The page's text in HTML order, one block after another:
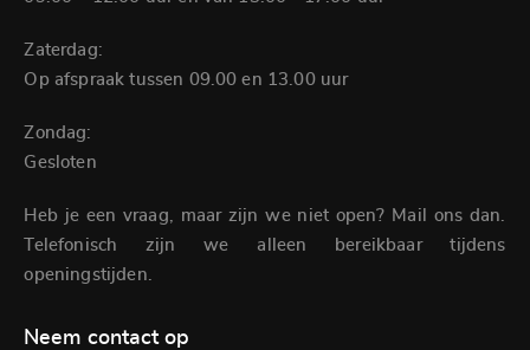
Zaterdag:
Op afspraak tussen 09.00 en 13.00 uur
Zondag:
Gesloten
Heb je een vraag, maar zijn we niet open? Mail ons dan.
Telefonisch zijn we alleen bereikbaar tijdens
openingstijden.
Neem contact op